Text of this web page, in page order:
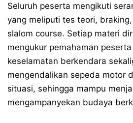
Seluruh peserta mengikuti
yang meliputi tes teori,
slalom course. Setiap materi
mengukur pemahaman
keselamatan berkendara
mengendalikan sepeda motor
situasi, sehingga mampu
mengampanyekan budaya